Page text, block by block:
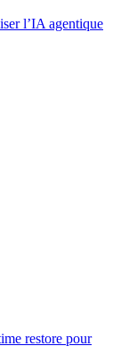
l’IA agentique
restore pour